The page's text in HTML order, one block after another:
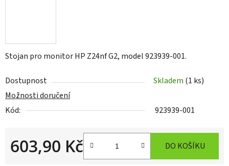
Stojan pro monitor HP Z24nf G2, model 923939-001.
Dostupnost Skladem (1 ks)
Možnosti doručení
Kód:
923939-001
603,90 Kč DO KOŠÍKU